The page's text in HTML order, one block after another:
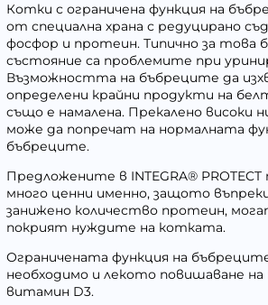
Котки с ограничена функция на
от специална храна с редуцирано
фосфор и протеин. Типично за това
състояние са проблемите при
Възможността на бъбреците да
определени крайни продукти на
също е намалена. Прекалено високи
може да попречат на нормалната
бъбреците.
Предложените в INTEGRA®
много ценни именно, защото
занижено количество протеин,
покрият нуждите на котката.
Ограничената функция на
необходимо и лекото повишаване
витамин D3.